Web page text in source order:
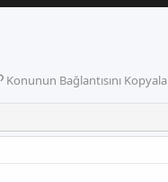
K
u
Konunun Bağlantısını Kopyala